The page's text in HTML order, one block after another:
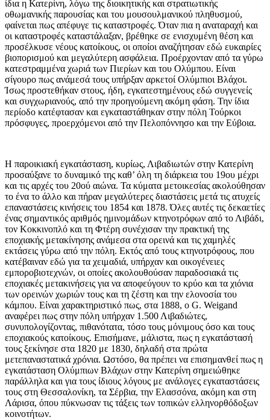
ίδια η Κατερίνη, λόγω της διοικητικής και στρατιωτικής
οθωμανικής παρουσίας και του μουσουλμανικού πληθυσμού,
φαίνεται πως απέφυγε τις καταστροφές. Όταν πια η αναταραχή και
οι καταστροφές καταστάλαξαν, βρέθηκε σε ενισχυμένη θέση και
προσέλκυσε νέους κατοίκους, οι οποίοι αναζήτησαν εδώ ευκαιρίες
βιοπορισμού και μεγαλύτερη ασφάλεια. Προέρχονταν από τα γύρω
κατεστραμμένα χωριά των Πιερίων και του Ολύμπου. Είναι
σίγουρο πως ανάμεσά τους υπήρξαν αρκετοί Ολύμπιοι Βλάχοι.
Ίσως προστεθήκαν στους, ήδη, εγκατεστημένους εδώ συγγενείς
και συγχωριανούς, από την προηγούμενη ακόμη φάση. Την ίδια
περίοδο κατέφτασαν και εγκαταστάθηκαν στην πόλη Τούρκοι
πρόσφυγες, προερχόμενοι από την Πελοπόννησο και την Εύβοια.
Η παροικιακή εγκατάσταση, κυρίως, Λιβαδιωτών στην Κατερίνη
προσαύξανε το δυναμικό της καθ’ όλη τη διάρκεια του 19ου μέχρι
και τις αρχές του 20ού αιώνα. Τα κύματα μετοικεσίας ακολούθησαν
το ένα το άλλο και πήραν μεγαλύτερες διαστάσεις μετά τις ατυχείς
επαναστάσεις κινήσεις του 1854 και 1878. Όλες αυτές τις δεκαετίες
ένας σημαντικός αριθμός ημινομάδων κτηνοτρόφων από το Λιβάδι,
τον Κοκκινοπλό και τη Φτέρη συνέχισαν την πρακτική της
εποχιακής μετακίνησης ανάμεσα στα ορεινά και τις χαμηλές
εκτάσεις γύρω από την πόλη. Εκτός από τους κτηνοτρόφους, που
κατέβαιναν εδώ για τα χειμαδιά, υπήρχαν και οικογένειες
εμποροβιοτεχνών, οι οποίες ακολουθούσαν παραδοσιακά τις
εποχιακές μετακινήσεις για να αποφεύγουν το κρύο και τα χιόνια
των ορεινών χωριών τους και τη ζέστη και την ελονοσία του
κάμπου. Είναι χαρακτηριστικό πως, στα 1888, ο G. Weigand
αναφέρει πως στην πόλη υπήρχαν 1.500 Λιβαδιώτες,
συνυπολογίζοντας, πιθανότατα, τόσο τους μόνιμους όσο και τους
εποχιακούς κατοίκους. Επισήμανε, μάλιστα, πως η εγκατάστασή
τους ξεκίνησε στα 1820 με 1830, δηλαδή στα πρώτα
μετεπαναστατικά χρόνια. Ωστόσο, θα πρέπει να επισημανθεί πως η
εγκατάσταση Ολύμπιων Βλάχων στην Κατερίνη σημειώθηκε
παράλληλα και για τους ίδιους λόγους με ανάλογες εγκαταστάσεις
τους στη Θεσσαλονίκη, τα Σέρβια, την Ελασσόνα, ακόμη και στη
Λάρισα, όπου πύκνωσαν τις τάξεις των τοπικών ελληνορθόδοξων
κοινοτήτων.